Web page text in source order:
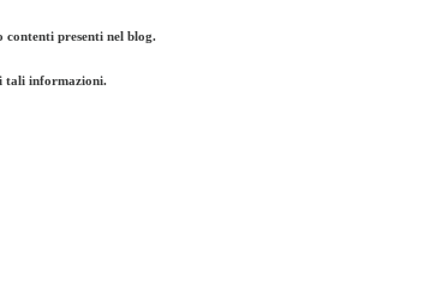
presenti nel blog.
tali informazioni.